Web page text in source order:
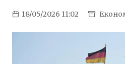
18/05/2026 11:02